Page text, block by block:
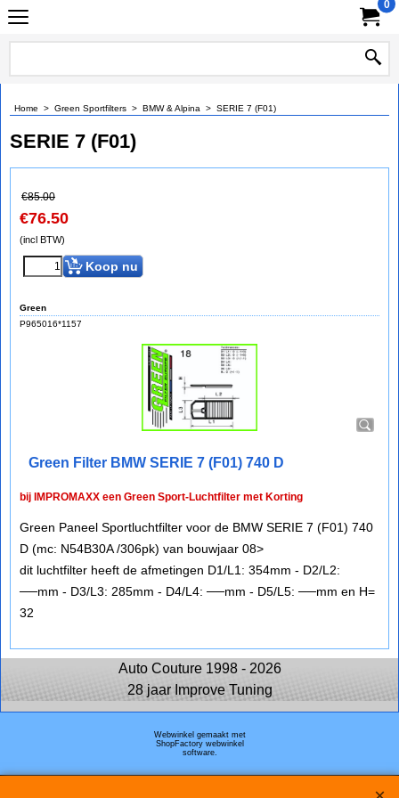
0
Home > Green Sportfilters > BMW & Alpina > SERIE 7 (F01)
SERIE 7 (F01)
€85.00
€76.50
(incl BTW)
Koop nu
Green
P965016*1157
Green Filter BMW SERIE 7 (F01) 740 D
bij IMPROMAXX een Green Sport-Luchtfilter met Korting
Green Paneel Sportluchtfilter voor de BMW SERIE 7 (F01) 740
D (mc: N54B30A /306pk) van bouwjaar 08>
dit luchtfilter heeft de afmetingen D1/L1: 354mm - D2/L2:
──mm - D3/L3: 285mm - D4/L4: ──mm - D5/L5: ──mm en H=
32
Auto Couture 1998 - 2026
28 jaar Improve Tuning
Webwinkel gemaakt met
ShopFactory webwinkel
software.